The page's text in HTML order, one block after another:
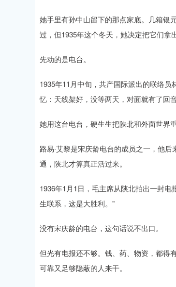
她手里有孙中山留下的那点家底。几箱银
过，但1935年这个冬天，她决定把它们拿出
先动的是电台。
1935年11月中旬，共产国际派出的联络
忆：天线架好，没等两天，对面就有了回
她用这台电台，硬生生把陕北和外面世界
路易·艾黎是宋庆龄电台的成员之一，他
通，陕北才算真正活过来。
1936年1月1日，毛主席从陕北拍出一封
生联系，这是大胜利。"
没有宋庆龄的电台，这句话说不出口。
但光有电报还不够。钱、药、物资，都得
可靠又足够隐蔽的人来干。